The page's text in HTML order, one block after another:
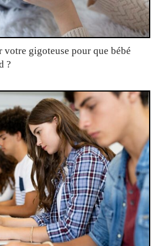
gigoteuse pour que bébé
?